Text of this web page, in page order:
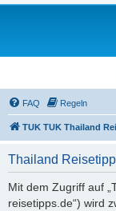
FAQ Regeln
TUK TUK Thailand
Thailand
Mit dem Zugriff auf
reisetipps.de“) wird